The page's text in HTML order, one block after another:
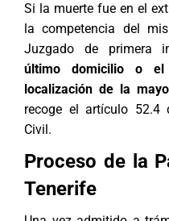
Si la muerte fue en el
la competencia del
Juzgado de primera
último domicilio o
localización de la
recoge el artículo 52.4
Civil.
Proceso de la
Tenerife